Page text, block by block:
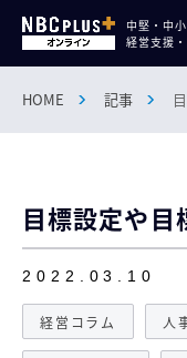
中堅・中
経営支援
HOME 記事
目標設定や目
2022.03.10
経営コラム 人